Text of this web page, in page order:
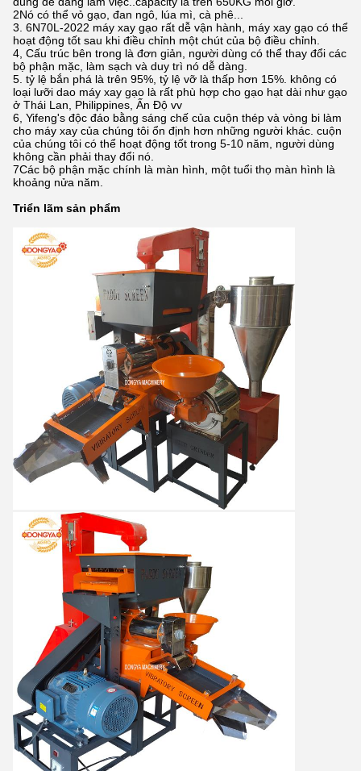
2Nó có thể vỏ gạo, đan ngô, lúa mì, cà phê...
3. 6N70L-2022 máy xay gạo rất dễ vận hành, máy xay gạo có thể
hoạt động tốt sau khi điều chỉnh một chút của bộ điều chỉnh.
4, Cấu trúc bên trong là đơn giản, người dùng có thể thay đổi các
bộ phận mặc, làm sạch và duy trì nó dễ dàng.
5. tỷ lệ bắn phá là trên 95%, tỷ lệ vỡ là thấp hơn 15%. không có
loại lưỡi dao máy xay gạo là rất phù hợp cho gạo hạt dài như gạo
ở Thái Lan, Philippines, Ấn Độ vv
6, Yifeng's độc đáo bằng sáng chế của cuộn thép và vòng bi làm
cho máy xay của chúng tôi ổn định hơn những người khác. cuộn
của chúng tôi có thể hoạt động tốt trong 5-10 năm, người dùng
không cần phải thay đổi nó.
7Các bộ phận mặc chính là màn hình, một tuổi thọ màn hình là
khoảng nửa năm.
Triển lãm sản phẩm